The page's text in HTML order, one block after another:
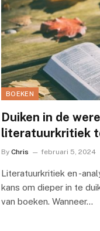
BOEKEN
Duiken in de
literatuurkritiek
By Chris februari 5, 2024
Literatuurkritiek en -
kans om dieper in te
van boeken. Wanneer…